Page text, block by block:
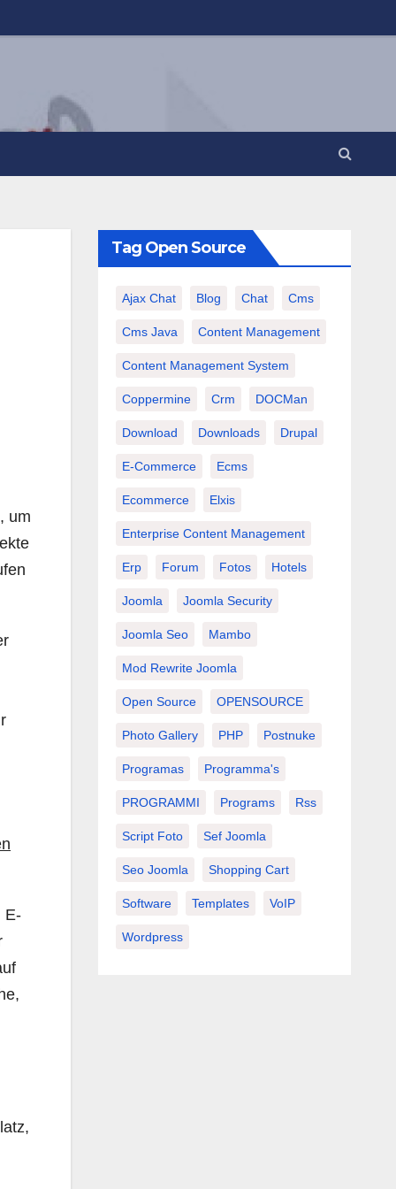
um
E-
Tag Open Source
Ajax Chat Blog Chat Cms
Cms Java Content Management
Content Management System
Coppermine Crm DOCMan
Download Downloads Drupal
E-Commerce Ecms
Ecommerce Elxis
Enterprise Content Management
Erp Forum Fotos Hotels
Joomla Joomla Security
Joomla Seo Mambo
Mod Rewrite Joomla
Open Source OPENSOURCE
Photo Gallery PHP Postnuke
Programas Programma's
PROGRAMMI Programs Rss
Script Foto Sef Joomla
Seo Joomla Shopping Cart
Software Templates VoIP
Wordpress